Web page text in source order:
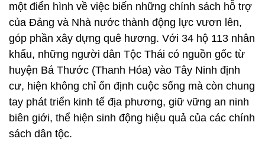
một điển hình về việc biến những chính sách hỗ trợ
của Đảng và Nhà nước thành động lực vươn lên,
góp phần xây dựng quê hương. Với 34 hộ 113 nhân
khẩu, những người dân Tộc Thái có nguồn gốc từ
huyện Bá Thước (Thanh Hóa) vào Tây Ninh định
cư, hiện không chỉ ổn định cuộc sống mà còn chung
tay phát triển kinh tế địa phương, giữ vững an ninh
biên giới, thể hiện sinh động hiệu quả của các chính
sách dân tộc.